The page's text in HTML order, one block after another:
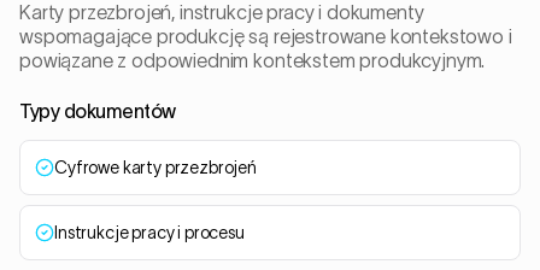
Karty przezbrojeń, instrukcje pracy i dokumenty
wspomagające produkcję są rejestrowane kontekstowo i
powiązane z odpowiednim kontekstem produkcyjnym.
Typy dokumentów
Cyfrowe karty przezbrojeń
Instrukcje pracy i procesu